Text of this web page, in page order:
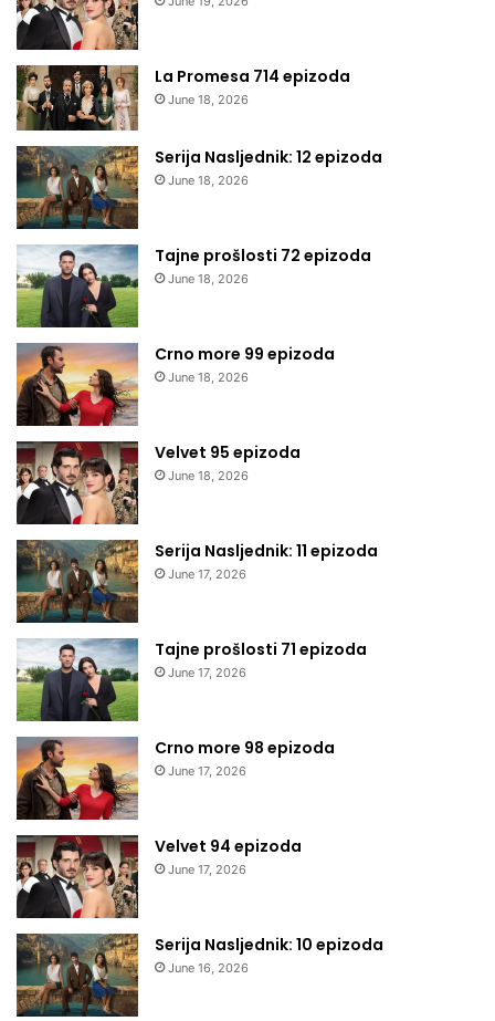
La Promesa 714 epizoda
June 18, 2026
Serija Nasljednik: 12 epizoda
June 18, 2026
Tajne prošlosti 72 epizoda
June 18, 2026
Crno more 99 epizoda
June 18, 2026
Velvet 95 epizoda
June 18, 2026
Serija Nasljednik: 11 epizoda
June 17, 2026
Tajne prošlosti 71 epizoda
June 17, 2026
Crno more 98 epizoda
June 17, 2026
Velvet 94 epizoda
June 17, 2026
Serija Nasljednik: 10 epizoda
June 16, 2026